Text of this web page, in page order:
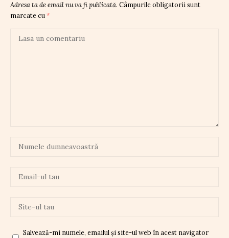
Adresa ta de email nu va fi publicată. Câmpurile obligatorii sunt
marcate cu *
Salvează-mi numele, emailul și site-ul web în acest navigator